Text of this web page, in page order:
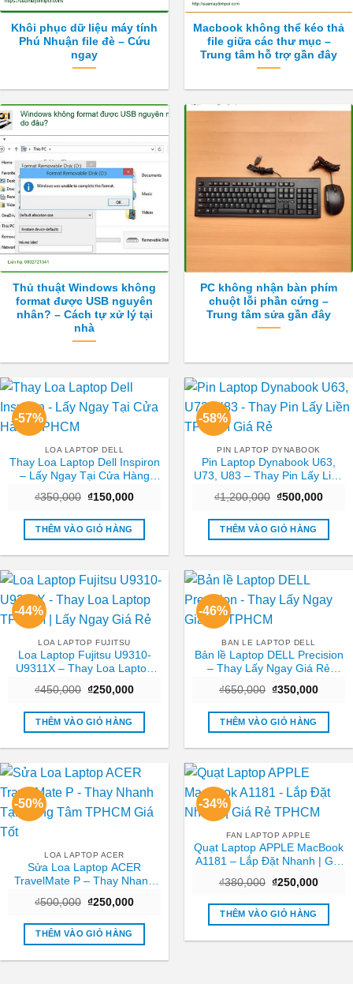
Khôi phục dữ liệu máy tính
Phú Nhuận file đè – Cứu
ngay
Macbook không thể kéo thả
file giữa các thư mục –
Trung tâm hỗ trợ gần đây
Thủ thuật Windows không
format được USB nguyên
nhân? – Cách tự xử lý tại
nhà
PC không nhận bàn phím
chuột lỗi phần cứng –
Trung tâm sửa gần đây
-57%
LOA LAPTOP DELL
Thay Loa Laptop Dell Inspiron
– Lấy Ngay Tại Cửa Hàng
₫350,000 Giá
là:
₫350,000.
₫150,000Giá
tại
₫150,000.
THÊM VÀO GIỎ HÀNG
-58%
PIN LAPTOP DYNABOOK
Pin Laptop Dynabook U63,
U73, U83 – Thay Pin Lấy Liền
₫1,200,000 Giá
là:
₫1,200,000.
₫500,000Giá
tại
THÊM VÀO GIỎ HÀNG
-44%
LOA LAPTOP FUJITSU
Loa Laptop Fujitsu U9310-
U9311X – Thay Loa Laptop
₫450,000 Giá
là:
₫450,000.
₫250,000Giá
tại
₫250,000.
THÊM VÀO GIỎ HÀNG
-46%
BAN LE LAPTOP DELL
Bản lề Laptop DELL Precision
– Thay Lấy Ngay Giá Rẻ
₫650,000 Giá
là:
₫650,000.
₫350,000Giá
tại
THÊM VÀO GIỎ HÀNG
-50%
LOA LAPTOP ACER
Sửa Loa Laptop ACER
TravelMate P – Thay Nhanh
Tốt
₫500,000 Giá
là:
₫500,000.
₫250,000Giá
tại
₫250,000.
THÊM VÀO GIỎ HÀNG
-34%
FAN LAPTOP APPLE
Quạt Laptop APPLE MacBook
A1181 – Lắp Đặt Nhanh | Giá
₫380,000 Giá
là:
₫380,000.
₫250,000Giá
tại
THÊM VÀO GIỎ HÀNG